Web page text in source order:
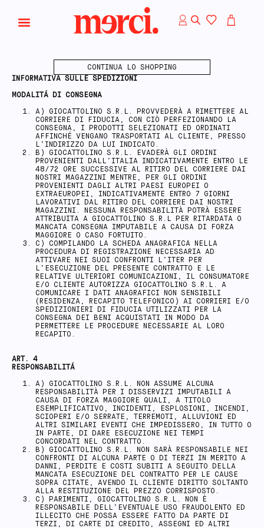
CONTINUA LO SHOPPING
INFORMATIVA SULLE SPEDIZIONI
MODALITÁ DI CONSEGNA
A) GIOCATTOLINO S.R.L. PROVVEDERÀ A RIMETTERE AL
CORRIERE DI FIDUCIA, CON CIÒ PERFEZIONANDO LA
CONSEGNA, I PRODOTTI SELEZIONATI ED ORDINATI
AFFINCHÉ VENGANO TRASPORTATI AL CLIENTE, PRESSO
L’INDIRIZZO DA LUI INDICATO.
B) GIOCATTOLINO S.R.L. EVADERÀ GLI ORDINI
PROVENIENTI DALL’ITALIA INDICATIVAMENTE ENTRO LE
48/72 ORE SUCCESSIVE AL RITIRO DEL CORRIERE DAI
NOSTRI MAGAZZINI MENTRE, PER GLI ORDINI
PROVENIENTI DAGLI ALTRI PAESI EUROPEI O
EXTRAEUROPEI, INDICATIVAMENTE ENTRO 7 GIORNI
LAVORATIVI DAL RITIRO DEL CORRIERE DAI NOSTRI
MAGAZZINI. NESSUNA RESPONSABILITÀ POTRÀ ESSERE
ATTRIBUITA A GIOCATTOLINO S.R.L PER RITARDATA O
MANCATA CONSEGNA IMPUTABILE A CAUSA DI FORZA
MAGGIORE O CASO FORTUITO.
C) COMPILANDO LA SCHEDA ANAGRAFICA NELLA
PROCEDURA DI REGISTRAZIONE NECESSARIA AD
ATTIVARE NEI SUOI CONFRONTI L’ITER PER
L’ESECUZIONE DEL PRESENTE CONTRATTO E LE
RELATIVE ULTERIORI COMUNICAZIONI, IL CONSUMATORE
E/O CLIENTE AUTORIZZA GIOCATTOLINO S.R.L. A
COMUNICARE I DATI ANAGRAFICI NON SENSIBILI
(RESIDENZA, RECAPITO TELEFONICO) AI CORRIERI E/O
SPEDIZIONIERI DI FIDUCIA UTILIZZATI PER LA
CONSEGNA DEI BENI ACQUISTATI IN MODO DA
PERMETTERE LE PROCEDURE NECESSARIE AL LORO
RECAPITO.
ART. 4
RESPONSABILITÁ
A) GIOCATTOLINO S.R.L. NON ASSUME ALCUNA
RESPONSABILITÀ PER I DISSERVIZI IMPUTABILI A
CAUSA DI FORZA MAGGIORE QUALI, A TITOLO
ESEMPLIFICATIVO, INCIDENTI, ESPLOSIONI, INCENDI,
SCIOPERI E/O SERRATE, TERREMOTI, ALLUVIONI ED
ALTRI SIMILARI EVENTI CHE IMPEDISSERO, IN TUTTO O
IN PARTE, DI DARE ESECUZIONE NEI TEMPI
CONCORDATI NEL CONTRATTO.
B) GIOCATTOLINO S.R.L. NON SARÀ RESPONSABILE NEI
CONFRONTI DI ALCUNA PARTE O DI TERZI IN MERITO A
DANNI, PERDITE E COSTI SUBITI A SEGUITO DELLA
MANCATA ESECUZIONE DEL CONTRATTO PER LE CAUSE
SOPRA CITATE, AVENDO IL CLIENTE DIRITTO SOLTANTO
ALLA RESTITUZIONE DEL PREZZO CORRISPOSTO.
C) PARIMENTI, GIOCATTOLINO S.R.L. NON È
RESPONSABILE DELL’EVENTUALE USO FRAUDOLENTO ED
ILLECITO CHE POSSA ESSERE FATTO DA PARTE DI
TERZI, DI CARTE DI CREDITO, ASSEGNI ED ALTRI